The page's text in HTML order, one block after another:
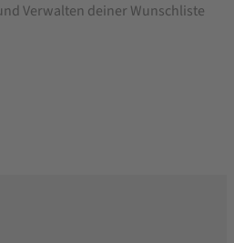
Verwalten deiner Wunschliste